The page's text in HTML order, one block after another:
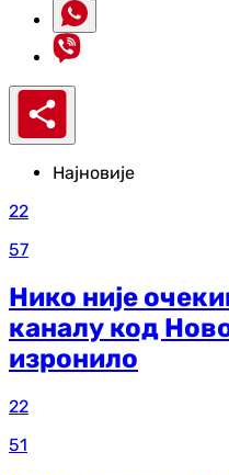
Најновије
22
57
Нико није
каналу код
изронило
22
51